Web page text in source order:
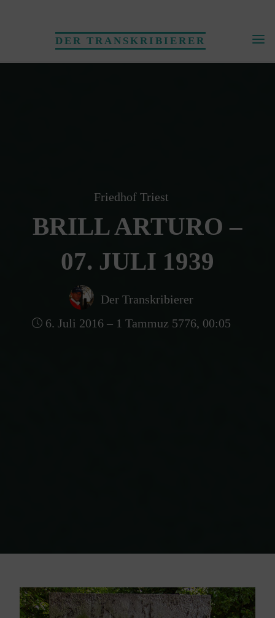
DER TRANSKRIBIERER
Friedhof Triest
BRILL ARTURO –
07. JULI 1939
Der Transkribierer
6. Juli 2016 – 1 Tammuz 5776, 00:05